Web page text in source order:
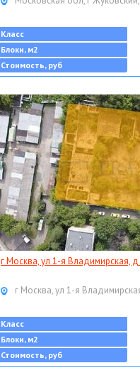
Класс
Блоки, м2
Стоимость, руб
г Москва, ул 1-я Владимирская, д
г Москва, ул 1-я
Класс
Блоки, м2
Стоимость, руб